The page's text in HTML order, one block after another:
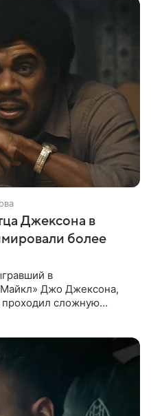
Джексона в
более
в
Джо Джексона,
проходил сложную